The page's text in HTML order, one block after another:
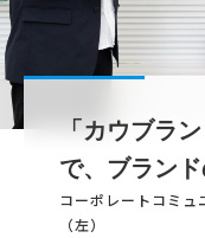
「カウブラ
で、ブラン
コーポレートコミ
（左）
お問い合わせ